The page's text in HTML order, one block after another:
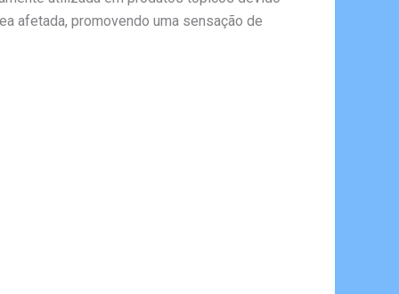
afetada, promovendo uma sensação de